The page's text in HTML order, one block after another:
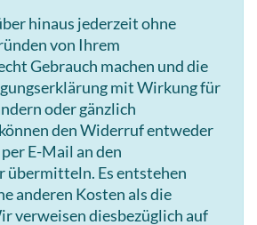
hinaus jederzeit ohne
von Ihrem
Gebrauch machen und die
mit Wirkung für
oder gänzlich
den Widerruf entweder
E-Mail an den
übermitteln. Es entstehen
anderen Kosten als die
verweisen diesbezüglich auf